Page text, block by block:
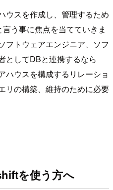
ウスを作成し、管理するため
う事に焦点を当てていきま
フトウェアエンジニア、ソフ
としてDBと連携するなら
ハウスを構成するリレーショ
リの構築、維持のために必要
を使う方へ